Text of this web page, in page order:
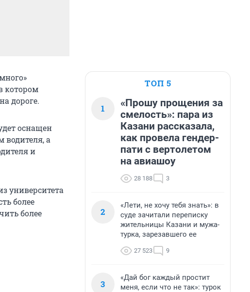
котором
дороге.
оснащен
водителя, а
и
университета
более
более
ТОП 5
1
«Прошу прощения за
смелость»: пара из
Казани рассказала,
как провела гендер-
пати с вертолетом
на авиашоу
28 188 3
2
«Лети, не хочу тебя знать»: в
суде зачитали переписку
жительницы Казани и мужа-
турка, зарезавшего ее
27 523 9
3
«Дай бог каждый простит
меня, если что не так»: турок